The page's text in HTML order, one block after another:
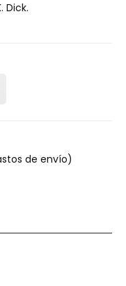
Dick.
de envío)